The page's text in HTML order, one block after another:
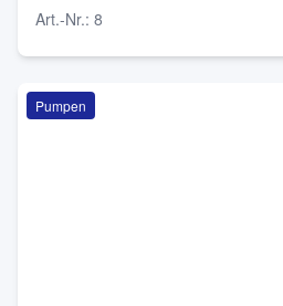
Art.-Nr.: 8
Pumpen